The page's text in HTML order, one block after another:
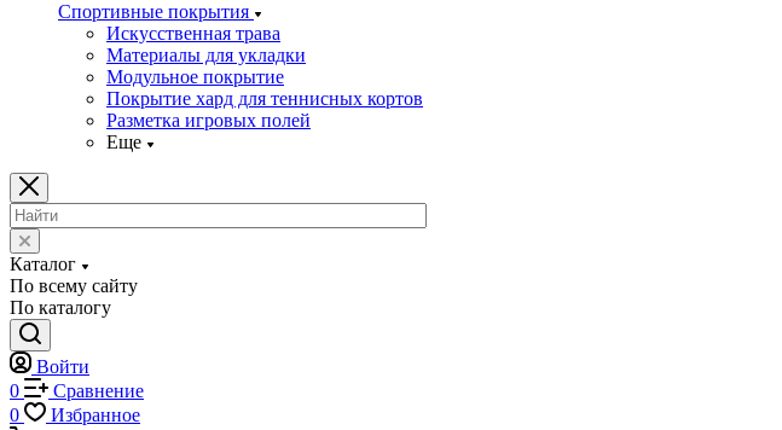
Спортивные покрытия
Искусственная трава
Материалы для укладки
Модульное покрытие
Покрытие хард для теннисных кортов
Разметка игровых полей
Еще
Каталог
По всему сайту
По каталогу
Войти
0
Сравнение
0
Избранное